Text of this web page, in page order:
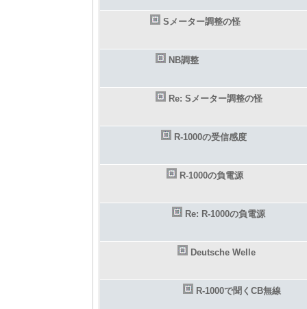
Sメーター調整の怪
NB調整
Re: Sメーター調整の怪
R-1000の受信感度
R-1000の負電源
Re: R-1000の負電源
Deutsche Welle
R-1000で聞くCB無線